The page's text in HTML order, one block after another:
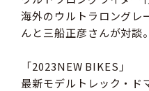
海外のウルトラロングレ
んと三船正彦さんが対談。
「2023NEW BIKES」
最新モデルトレック・ド